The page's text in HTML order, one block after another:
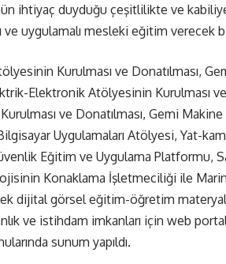
ihtiyaç duyduğu çeşitlilikte ve
ve uygulamalı mesleki eğitim
Kurulması ve Donatılması,
Elektronik Atölyesinin Kurulması
ve Donatılması, Gemi
Uygulamaları Atölyesi, Yat-
Eğitim ve Uygulama Platformu,
Konaklama İşletmeciliği ile
dijital görsel eğitim-öğretim
ve istihdam imkanları için web
sunum yapıldı.